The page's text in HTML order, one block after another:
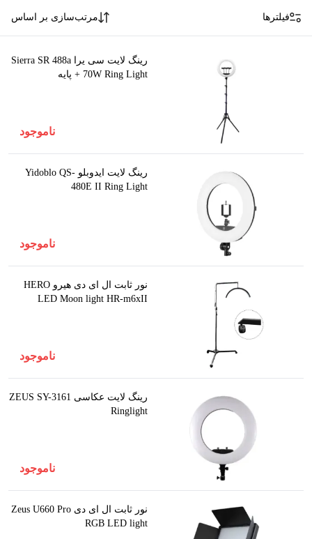
فیلترها مرتب‌سازی بر اساس
رینگ لایت سی یرا Sierra SR 488a
70W Ring Light + پایه
ناموجود
رینگ لایت ایدوبلو Yidoblo QS-
480E II Ring Light
ناموجود
نور ثابت ال ای دی هیرو HERO
LED Moon light HR-m6xII
ناموجود
رینگ لایت عکاسی ZEUS SY-3161
Ringlight
ناموجود
نور ثابت ال ای دی Zeus U660 Pro
RGB LED light